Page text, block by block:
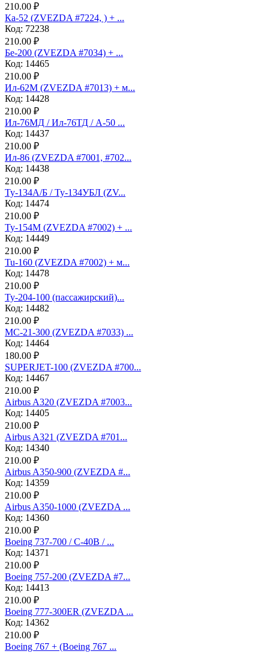
210.00 ₽
Ка-52 (ZVEZDA #7224, ) + ...
Код: 72238
210.00 ₽
Бе-200 (ZVEZDA #7034) + ...
Код: 14465
210.00 ₽
Ил-62М (ZVEZDA #7013) + м...
Код: 14428
210.00 ₽
Ил-76МД / Ил-76ТД / А-50 ...
Код: 14437
210.00 ₽
Ил-86 (ZVEZDA #7001, #702...
Код: 14438
210.00 ₽
Ту-134А/Б / Ту-134УБЛ (ZV...
Код: 14474
210.00 ₽
Ту-154М (ZVEZDA #7002) + ...
Код: 14449
210.00 ₽
Tu-160 (ZVEZDA #7002) + м...
Код: 14478
210.00 ₽
Ту-204-100 (пассажирский)...
Код: 14482
210.00 ₽
МС-21-300 (ZVEZDA #7033) ...
Код: 14464
180.00 ₽
SUPERJET-100 (ZVEZDA #700...
Код: 14467
210.00 ₽
Аirbus A320 (ZVEZDA #7003...
Код: 14405
210.00 ₽
Аirbus A321 (ZVEZDA #701...
Код: 14340
210.00 ₽
Airbus A350-900 (ZVEZDA #...
Код: 14359
210.00 ₽
Airbus A350-1000 (ZVEZDA ...
Код: 14360
210.00 ₽
Boeing 737-700 / C-40B / ...
Код: 14371
210.00 ₽
Boeing 757-200 (ZVEZDA #7...
Код: 14413
210.00 ₽
Boeing 777-300ER (ZVEZDA ...
Код: 14362
210.00 ₽
Boeing 767 + (Boeing 767 ...